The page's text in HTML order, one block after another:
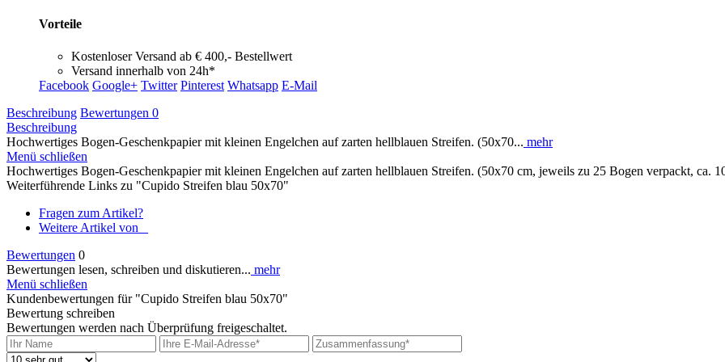
Vorteile
Kostenloser Versand ab € 400,- Bestellwert
Versand innerhalb von 24h*
Facebook Google+ Twitter Pinterest Whatsapp E-Mail
Beschreibung Bewertungen 0
Beschreibung
Hochwertiges Bogen-Geschenkpapier mit kleinen Engelchen auf zarten hellblauen Streifen. (50x70... mehr
Menü schließen
Hochwertiges Bogen-Geschenkpapier mit kleinen Engelchen auf zarten hellblauen Streifen. (50x70 cm, jeweils zu 25 Bogen verpackt, ca.
Weiterführende Links zu "Cupido Streifen blau 50x70"
Fragen zum Artikel?
Weitere Artikel von _
Bewertungen 0
Bewertungen lesen, schreiben und diskutieren... mehr
Menü schließen
Kundenbewertungen für "Cupido Streifen blau 50x70"
Bewertung schreiben
Bewertungen werden nach Überprüfung freigeschaltet.